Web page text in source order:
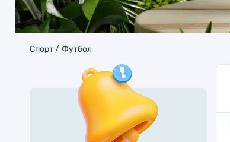
Спорт Футбол